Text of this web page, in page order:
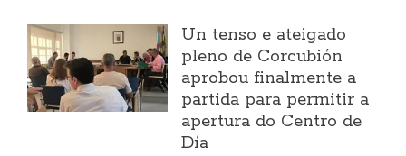
Un tenso e ateigado
pleno de Corcubión
aprobou finalmente a
partida para permitir a
apertura do Centro de
Día